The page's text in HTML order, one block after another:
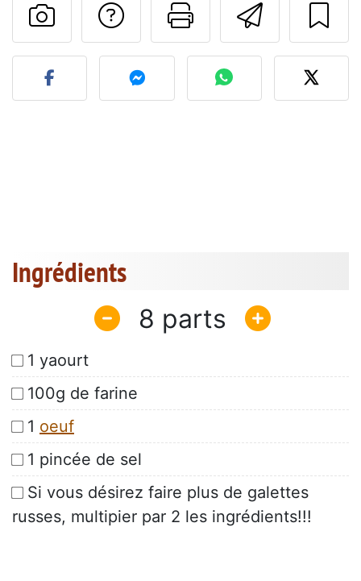
Imprimer
Poser une
Publier votre photo de
Ingrédients
8
1 yaourt
100g de farine
1 oeuf
1 pincée de sel
Si vous désirez faire plus de galettes
russes, multipier par 2 les ingrédients!!!